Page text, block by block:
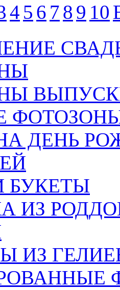
4 5 6 78 9 10
ДЕНЬ
БУКЕТЫ
ИЗ
ИЗ